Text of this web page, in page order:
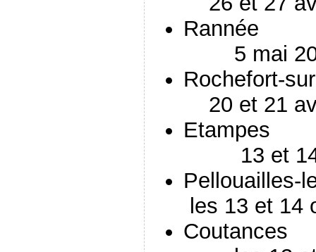
5 mai
20 et 21
13 et 14
les 13 et 14